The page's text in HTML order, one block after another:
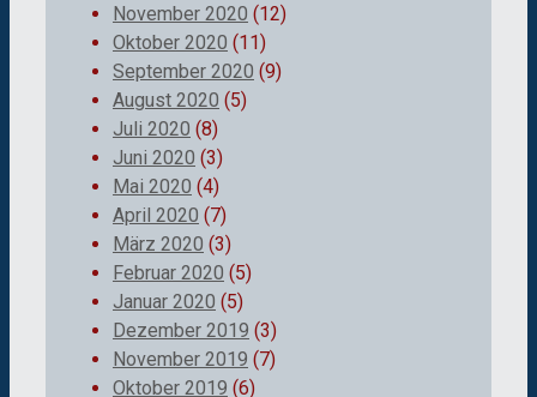
November 2020 (12)
Oktober 2020 (11)
September 2020 (9)
August 2020 (5)
Juli 2020 (8)
Juni 2020 (3)
Mai 2020 (4)
April 2020 (7)
März 2020 (3)
Februar 2020 (5)
Januar 2020 (5)
Dezember 2019 (3)
November 2019 (7)
Oktober 2019 (6)